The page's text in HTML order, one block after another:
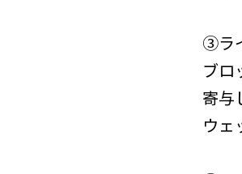
③ラ
ブロ
寄与
ウェ